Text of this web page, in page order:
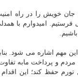
خویش را در راه
فرستیم. امیدوارم با
مهم اشاره می شود.
و پرداخت مابه
تورم حفظ کند؛ این